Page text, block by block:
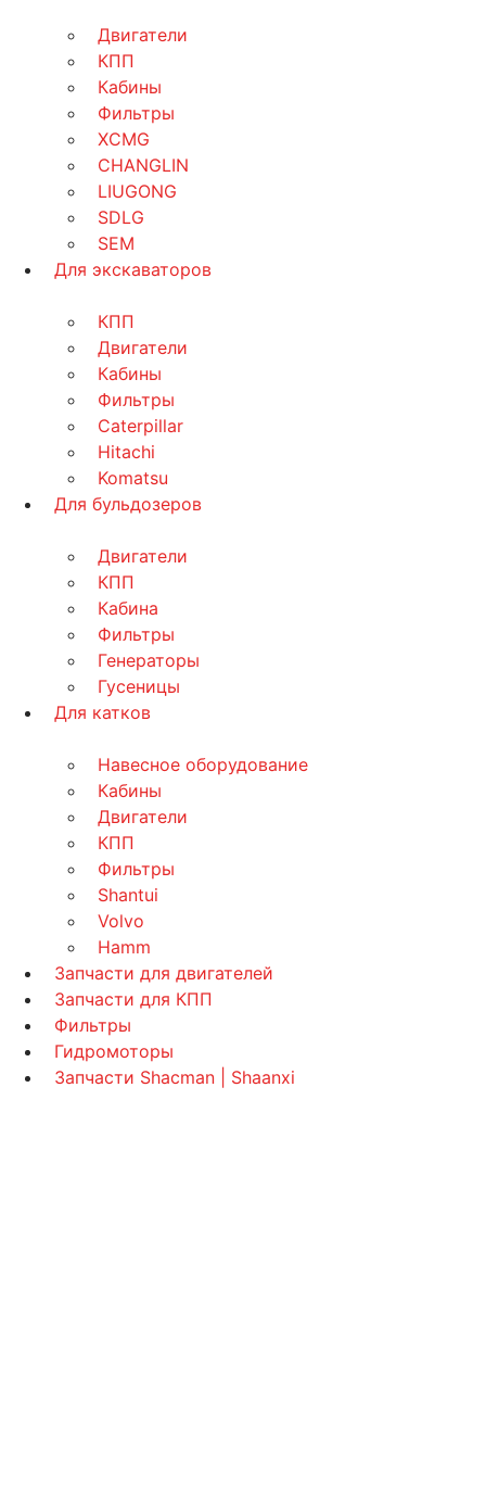
Двигатели
КПП
Кабины
Фильтры
XCMG
CHANGLIN
LIUGONG
SDLG
SEM
Для экскаваторов
КПП
Двигатели
Кабины
Фильтры
Caterpillar
Hitachi
Komatsu
Для бульдозеров
Двигатели
КПП
Кабина
Фильтры
Генераторы
Гусеницы
Для катков
Навесное оборудование
Кабины
Двигатели
КПП
Фильтры
Shantui
Volvo
Hamm
Запчасти для двигателей
Запчасти для КПП
Фильтры
Гидромоторы
Запчасти Shacman | Shaanxi